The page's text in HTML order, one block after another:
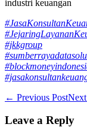
industri keuangan
#jkkgroup
Post
← Previous Post
Leave a Reply